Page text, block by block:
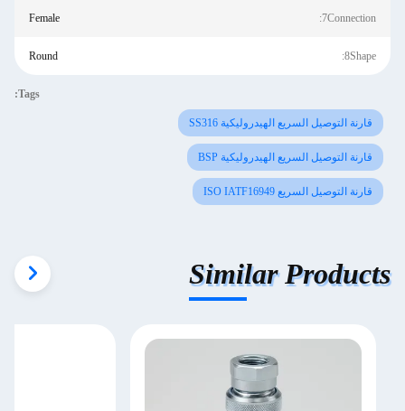
7Connection:
Female
8Shape:
Round
Tags:
قارنة التوصيل السريع الهيدروليكية SS316
قارنة التوصيل السريع الهيدروليكية BSP
قارنة التوصيل السريع ISO IATF16949
Similar Products